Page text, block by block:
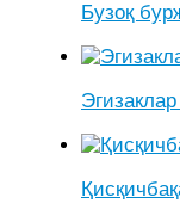
Бузоқ